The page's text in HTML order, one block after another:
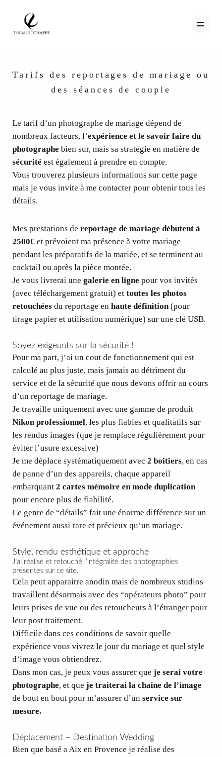
PORTFOLIO
CONTACT
QUI SUIS-JE
STUDIO PORTRAITS D’ART
INFOS
Tarifs des reportages de mariage ou
des séances de couple
Le tarif d’un photographe de mariage dépend de
nombreux facteurs, l’expérience et le savoir faire du
photographe bien sur, mais sa stratégie en matière de
sécurité est également à prendre en compte.
Vous trouverez plusieurs informations sur cette page
mais je vous invite à me contacter pour obtenir tous les
détails.
Mes prestations de reportage de mariage débutent à
2500€ et prévoient ma présence à votre mariage
pendant les préparatifs de la mariée, et se terminent au
cocktail ou après la pièce montée.
Je vous livrerai une galerie en ligne pour vos invités
(avec téléchargement gratuit) et toutes les photos
retouchées du reportage en haute définition(pour
tirage papier et utilisation numérique) sur une clé USB.
Soyez exigeants sur la sécurité !
Pour ma part, j’ai un cout de fonctionnement qui est
calculé au plus juste, mais jamais au détriment du
service et de la sécurité que nous devons offrir au cours
d’un reportage de mariage.
Je travaille uniquement avec une gamme de produit
Nikon professionnel, les plus fiables et qualitatifs sur
les rendus images (que je remplace régulièrement pour
éviter l’usure excessive)
Je me déplace systématiquement avec 2 boitiers, en cas
de panne d’un des appareils, chaque appareil
embarquant 2 cartes mémoire en mode duplication
pour encore plus de fiabilité.
Ce genre de “détails” fait une énorme différence sur un
événement aussi rare et précieux qu’un mariage.
Style, rendu esthétique et approche
J’ai réalisé et retouché l’intégralité des photographies
présentes sur ce site.
Cela peut apparaitre anodin mais de nombreux studios
travaillent désormais avec des “opérateurs photo” pour
leurs prises de vue ou des retoucheurs à l’étranger pour
leur post traitement.
Difficile dans ces conditions de savoir quelle
expérience vous vivrez le jour du mariage et quel style
d’image vous obtiendrez.
Dans mon cas, je peux vous assurer que je serai votre
photographe, et que je traiterai la chaine de l’image
de bout en bout pour m’assurer d’un service sur
mesure.
Déplacement – Destination Wedding
Bien que basé a Aix en Provence je réalise des